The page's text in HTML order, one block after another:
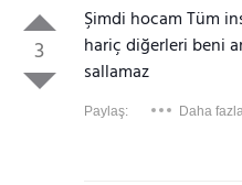
3
Şimdi hocam Tüm
hariç diğerleri beni
sallamaz
Paylaş: Daha fazla